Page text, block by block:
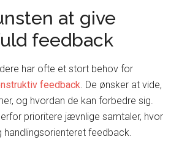
at give
feedback
har ofte et stort behov for
feedback. De ønsker at vide,
og hvordan de kan forbedre sig.
prioritere jævnlige samtaler, hvor
handlingsorienteret feedback.